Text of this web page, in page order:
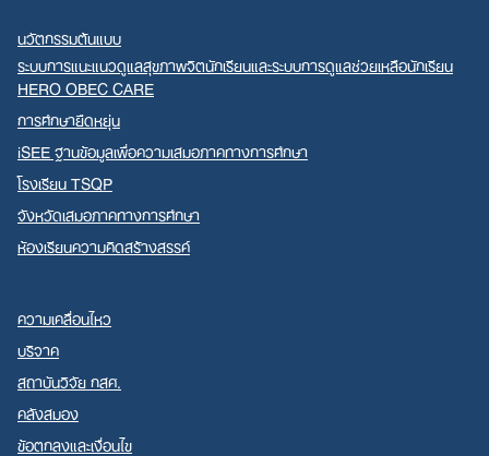
นวัตกรรมต้นแบบ
ระบบการแนะแนวดูแลสุขภาพจิตนักเรียนและระบบการดูแลช่วยเหลือนักเรียน
HERO OBEC CARE
การศึกษายืดหยุ่น
iSEE ฐานข้อมูลเพื่อความเสมอภาคทางการศึกษา
โรงเรียน TSQP
จังหวัดเสมอภาคทางการศึกษา
ห้องเรียนความคิดสร้างสรรค์
ความเคลื่อนไหว
บริจาค
สถาบันวิจัย กสศ.
คลังสมอง
ข้อตกลงและเงื่อนไข